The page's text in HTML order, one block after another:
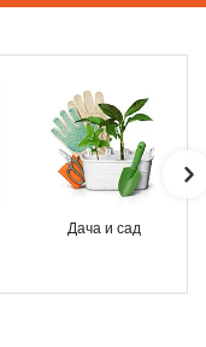
Дача и сад